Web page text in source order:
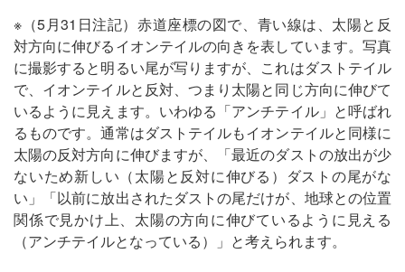
※（5月31日注記）赤道座標の図で、青い線は、太陽と反
対方向に伸びるイオンテイルの向きを表しています。写真
に撮影すると明るい尾が写りますが、これはダストテイル
で、イオンテイルと反対、つまり太陽と同じ方向に伸びて
いるように見えます。いわゆる「アンチテイル」と呼ばれ
るものです。通常はダストテイルもイオンテイルと同様に
太陽の反対方向に伸びますが、「最近のダストの放出が少
ないため新しい（太陽と反対に伸びる）ダストの尾がな
い」「以前に放出されたダストの尾だけが、地球との位置
関係で見かけ上、太陽の方向に伸びているように見える
（アンチテイルとなっている）」と考えられます。